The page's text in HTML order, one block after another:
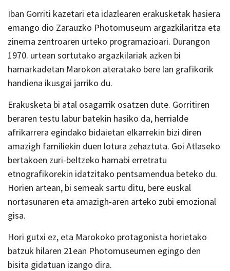
Iban Gorriti kazetari eta idazlearen erakusketak hasiera
emango dio Zarauzko Photomuseum argazkilaritza eta
zinema zentroaren urteko programazioari. Durangon
1970. urtean sortutako argazkilariak azken bi
hamarkadetan Marokon ateratako bere lan grafikorik
handiena ikusgai jarriko du.
Erakusketa bi atal osagarrik osatzen dute. Gorritiren
beraren testu labur batekin hasiko da, herrialde
afrikarrera egindako bidaietan elkarrekin bizi diren
amazigh familiekin duen lotura zehaztuta. Goi Atlaseko
bertakoen zuri-beltzeko hamabi erretratu
etnografikorekin idatzitako pentsamendua beteko du.
Horien artean, bi semeak sartu ditu, bere euskal
nortasunaren eta amazigh-aren arteko zubi emozional
gisa.
Hori gutxi ez, eta Marokoko protagonista horietako
batzuk hilaren 21ean Photomuseumen egingo den
bisita gidatuan izango dira.